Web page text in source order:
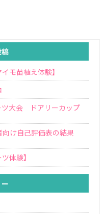
モ苗植え体験】
ツ大会 ドアリーカップ
け自己評価表の結果
体験】